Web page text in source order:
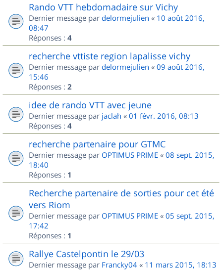
Rando VTT hebdomadaire sur Vichy
Dernier message par delormejulien « 10 août 2016,
08:47
Réponses : 4
recherche vttiste region lapalisse vichy
Dernier message par delormejulien « 09 août 2016,
15:46
Réponses : 2
idee de rando VTT avec jeune
Dernier message par jaclah « 01 févr. 2016, 08:13
Réponses : 4
recherche partenaire pour GTMC
Dernier message par OPTIMUS PRIME « 08 sept. 2015,
18:40
Réponses : 1
Recherche partenaire de sorties pour cet été
vers Riom
Dernier message par OPTIMUS PRIME « 05 sept. 2015,
17:42
Réponses : 1
Rallye Castelpontin le 29/03
Dernier message par Francky04 « 11 mars 2015, 18:13